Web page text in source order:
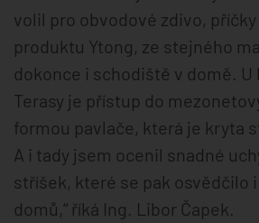
volil pro obvodové zdivo,
produktu Ytong, ze stejného
dokonce i schodiště v domě. U
Terasy je přístup do
formou pavlače, která je kryta
A i tady jsem ocenil snadné
stříšek, které se pak osvědčilo
domů,“ říká Ing. Libor Čapek.